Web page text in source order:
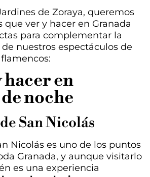
de Zoraya, queremos
que ver y hacer en Granada
para complementar la
nuestros espectáculos de
hacer en
noche
San Nicolás
Nicolás es uno de los puntos
Granada, y aunque visitarlo
es una experiencia